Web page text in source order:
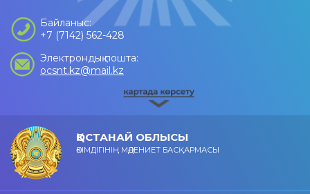
Байланыс:
+7 (7142) 562-428
Электрондық пошта:
ocsnt.kz@mail.kz
ҚОСТАНАЙ ОБЛЫСЫ
ӘКІМДІГІНІҢ МӘДЕНИЕТ БАСҚАРМАСЫ